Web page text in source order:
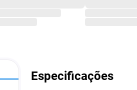
Especificações